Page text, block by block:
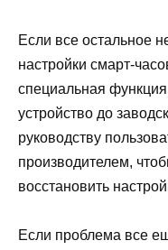
Если все остальное
настройки смарт-
специальная
устройство до
руководству
производителем,
восстановить
Если проблема все